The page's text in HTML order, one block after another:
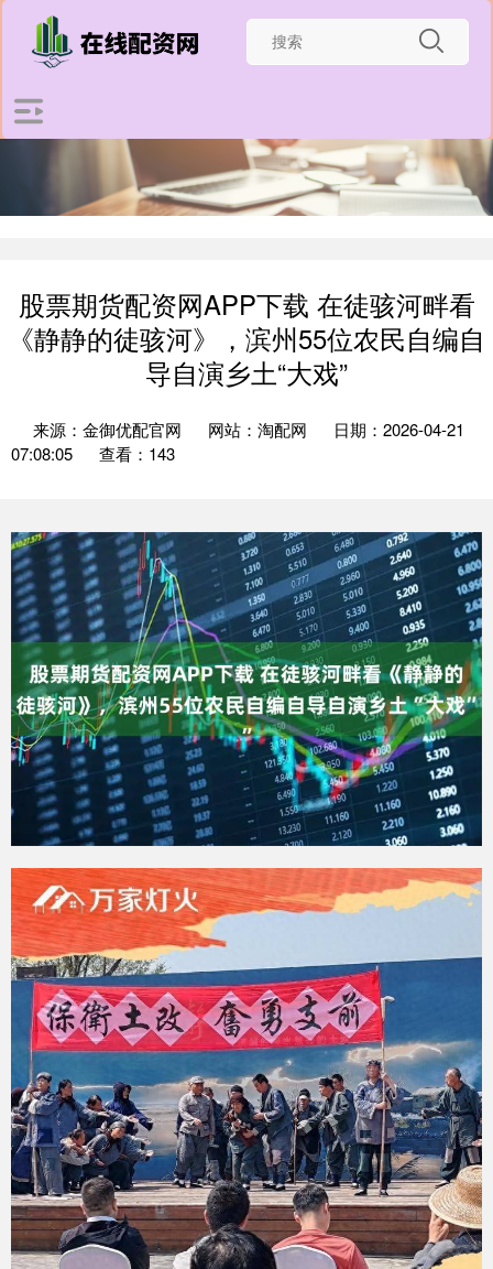
股票期货配资网APP下载 在徒骇河畔看
《静静的徒骇河》，滨州55位农民自编自
导自演乡土“大戏”
来源：金御优配官网 网站：淘配网
日期：2026-04-21
07:08:05
查看：143